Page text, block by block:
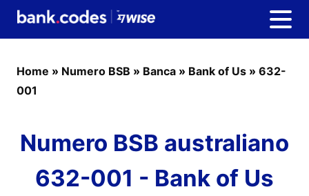
Home » Numero BSB » Banca » Bank of Us » 632-
001
Numero BSB australiano
632-001 - Bank of Us